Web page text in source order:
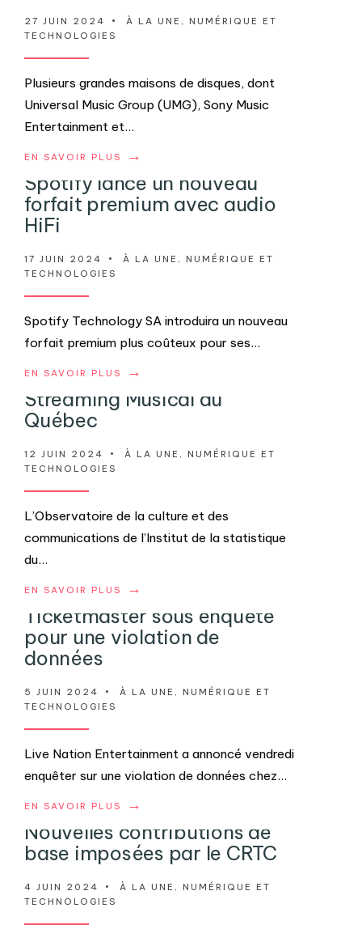
27 JUIN 2024 • À LA UNE , NUMÉRIQUE ET
TECHNOLOGIES
Plusieurs grandes maisons de disques, dont
Universal Music Group (UMG), Sony Music
Entertainment et...
EN SAVOIR PLUS →
Spotify lance un nouveau
forfait premium avec audio
HiFi
17 JUIN 2024 • À LA UNE , NUMÉRIQUE ET
TECHNOLOGIES
Spotify Technology SA introduira un nouveau
forfait premium plus coûteux pour ses...
EN SAVOIR PLUS →
Streaming Musical au
Québec
12 JUIN 2024 • À LA UNE , NUMÉRIQUE ET
TECHNOLOGIES
L’Observatoire de la culture et des
communications de l’Institut de la statistique
du...
EN SAVOIR PLUS →
Ticketmaster sous enquête
pour une violation de
données
5 JUIN 2024 • À LA UNE , NUMÉRIQUE ET
TECHNOLOGIES
Live Nation Entertainment a annoncé vendredi
enquêter sur une violation de données chez...
EN SAVOIR PLUS →
Nouvelles contributions de
base imposées par le CRTC
4 JUIN 2024 • À LA UNE , NUMÉRIQUE ET
TECHNOLOGIES